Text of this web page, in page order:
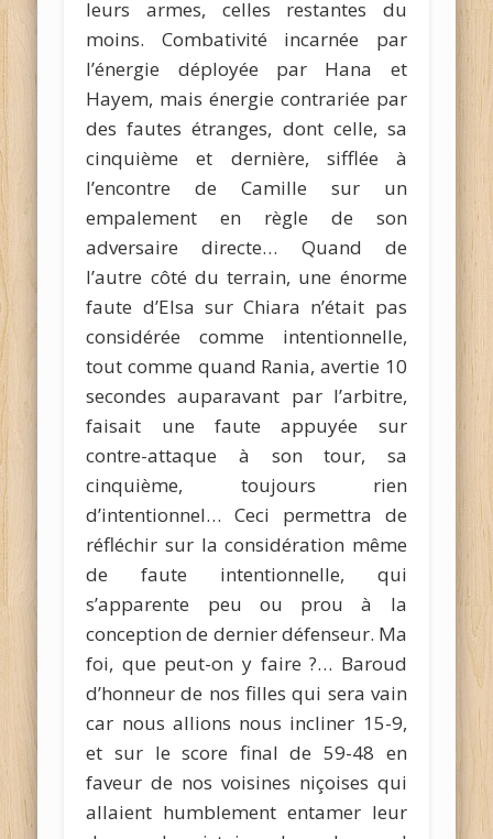
leurs armes, celles restantes du
moins. Combativité incarnée par
l’énergie déployée par Hana et
Hayem, mais énergie contrariée par
des fautes étranges, dont celle, sa
cinquième et dernière, sifflée à
l’encontre de Camille sur un
empalement en règle de son
adversaire directe… Quand de
l’autre côté du terrain, une énorme
faute d’Elsa sur Chiara n’était pas
considérée comme intentionnelle,
tout comme quand Rania, avertie 10
secondes auparavant par l’arbitre,
faisait une faute appuyée sur
contre-attaque à son tour, sa
cinquième, toujours rien
d’intentionnel… Ceci permettra de
réfléchir sur la considération même
de faute intentionnelle, qui
s’apparente peu ou prou à la
conception de dernier défenseur. Ma
foi, que peut-on y faire ?… Baroud
d’honneur de nos filles qui sera vain
car nous allions nous incliner 15-9,
et sur le score final de 59-48 en
faveur de nos voisines niçoises qui
allaient humblement entamer leur